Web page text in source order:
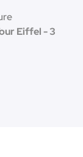
Eiffel - 3